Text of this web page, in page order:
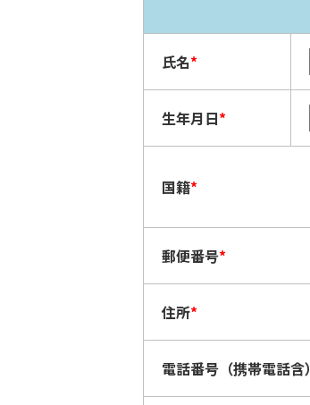
氏名*
生年月日*
国籍*
郵便番号*
住所*
電話番号（携帯電話含）